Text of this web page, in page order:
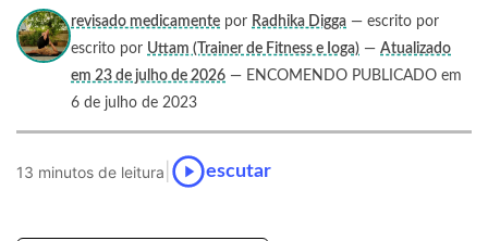
revisado medicamente por Radhika Digga — escrito por
escrito por Uttam (Trainer de Fitness e Ioga) — Atualizado
em 23 de julho de 2026 — ENCOMENDO PUBLICADO em
6 de julho de 2023
13 minutos de leitura escutar